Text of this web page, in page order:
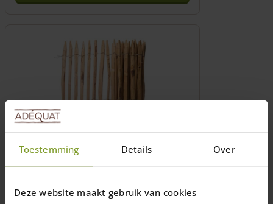
Toestemming Details Over
Deze website maakt gebruik van cookies